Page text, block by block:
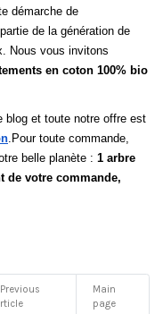
démarche de
de la génération de
Nous vous invitons
en coton 100% bio
blog et toute notre offre est
.Pour toute commande,
belle planète : 1 arbre
de votre commande,
Previous
Main
page